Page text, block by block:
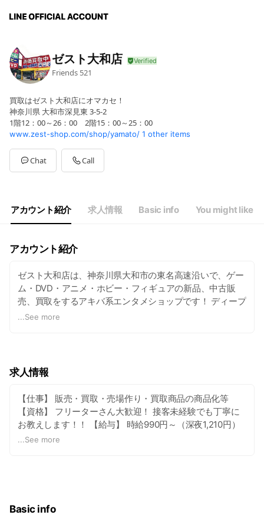
ゼスト大和店
Friends 521
買取はゼスト大和店にオマカセ！
神奈川県 大和市深見東 3-5-2
1階12：00～26：00 2階15：00～25：00
www.zest-shop.com/shop/yamato/ 1 other items
Chat Call
アカウント紹介 求人情報 Basic info You might like
アカウント紹介
ゼスト大和店は、神奈川県大和市の東名高速沿いで、ゲー
ム・DVD・アニメ・ホビー・フィギュアの新品、中古販
売、買取をするアキバ系エンタメショップです！ ディープ
な空間に随一の商品量！また、電子タバコ・VAPE取り扱
ど遊べるモノをいろいろ取り揃える当店をお楽しみくださ
い。
...See more
求人情報
【仕事】 販売・買取・売場作り・買取商品の商品化等
【資格】 フリーターさん大歓迎！ 接客未経験でも丁寧に
お教えします！！ 【給与】 時給990円～（深夜1,210円）
※研修時給970円（研修期間３ヵ月程度、頑張り次第で短
...See more
Basic info